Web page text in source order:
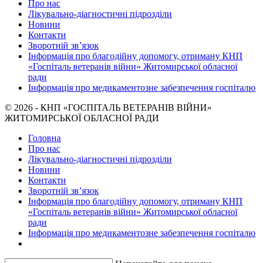
Про нас
Лікувально-діагностичні підрозділи
Новини
Контакти
Зворотній зв’язок
Інформація про благодійну допомогу, отриману КНП
«Госпіталь ветеранів війни» Житомирської обласної
ради
Інформація про медикаментозне забезпечення госпіталю
© 2026 - КНП «ГОСПІТАЛЬ ВЕТЕРАНІВ ВІЙНИ»
ЖИТОМИРСЬКОЇ ОБЛАСНОЇ РАДИ
Головна
Про нас
Лікувально-діагностичні підрозділи
Новини
Контакти
Зворотній зв’язок
Інформація про благодійну допомогу, отриману КНП
«Госпіталь ветеранів війни» Житомирської обласної
ради
Інформація про медикаментозне забезпечення госпіталю